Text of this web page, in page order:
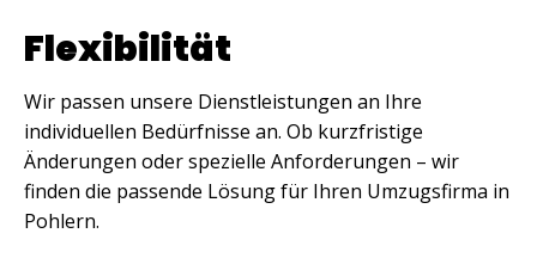
Flexibilität
Wir passen unsere Dienstleistungen an Ihre
individuellen Bedürfnisse an. Ob kurzfristige
Änderungen oder spezielle Anforderungen – wir
finden die passende Lösung für Ihren Umzugsfirma in
Pohlern.